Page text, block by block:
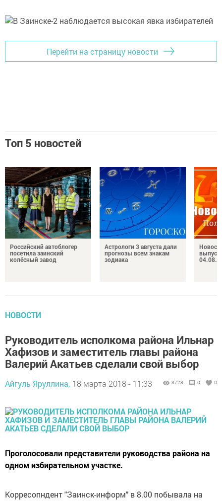
Перейти на страницу новости
Топ 5 новостей
Российский автоблогер
посетила заинский
колёсный завод
Астрологи 3 августа дали
прогнозы всем знакам
зодиака
НОВОСТИ
Руководитель исполкома района Ильнар
Хафизов и заместитель главы района
Валерий Акатьев сделали свой выбор
Айгуль Яруллина, 18 марта 2018 - 11:33 3723 0 0
Проголосовали представители руководства района на
одном избирательном участке.
Корресопндент "Заинск-информ" в 8.00 побывала на